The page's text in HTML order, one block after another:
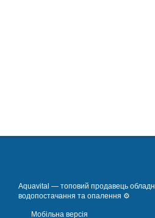
Aquavital — топовий продавець
водопостачання та опалення ⚙️
Мобільна версія